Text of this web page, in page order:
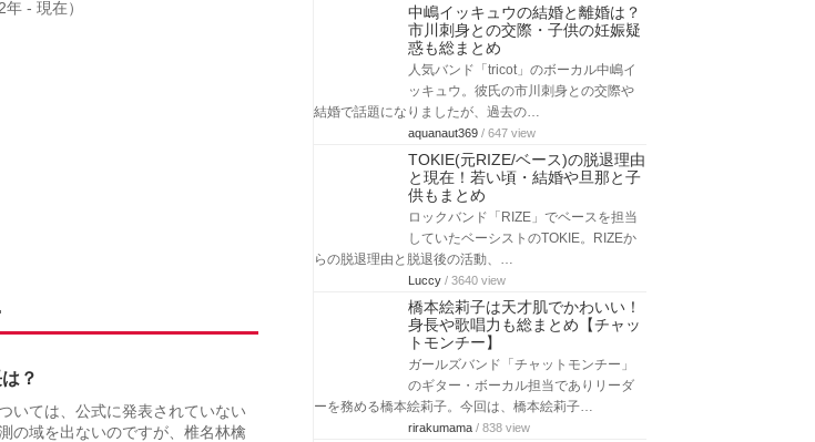
- 現在）
？
いては、公式に発表されていない
の域を出ないのですが、椎名林檎
中嶋イッキュウの結婚と離婚は？
市川刺身との交際・子供の妊娠疑
惑も総まとめ
人気バンド「tricot」のボーカル中嶋イ
ッキュウ。彼氏の市川刺身との交際や
結婚で話題になりましたが、過去の…
aquanaut369 / 647 view
TOKIE(元RIZE/ベース)の脱退理由
と現在！若い頃・結婚や旦那と子
供もまとめ
ロックバンド「RIZE」でベースを担当
していたベーシストのTOKIE。RIZEか
らの脱退理由と脱退後の活動、…
Luccy / 3640 view
橋本絵莉子は天才肌でかわいい！
身長や歌唱力も総まとめ【チャッ
トモンチー】
ガールズバンド「チャットモンチー」
のギター・ボーカル担当でありリーダ
ーを務める橋本絵莉子。今回は、橋本絵莉子…
rirakumama / 838 view